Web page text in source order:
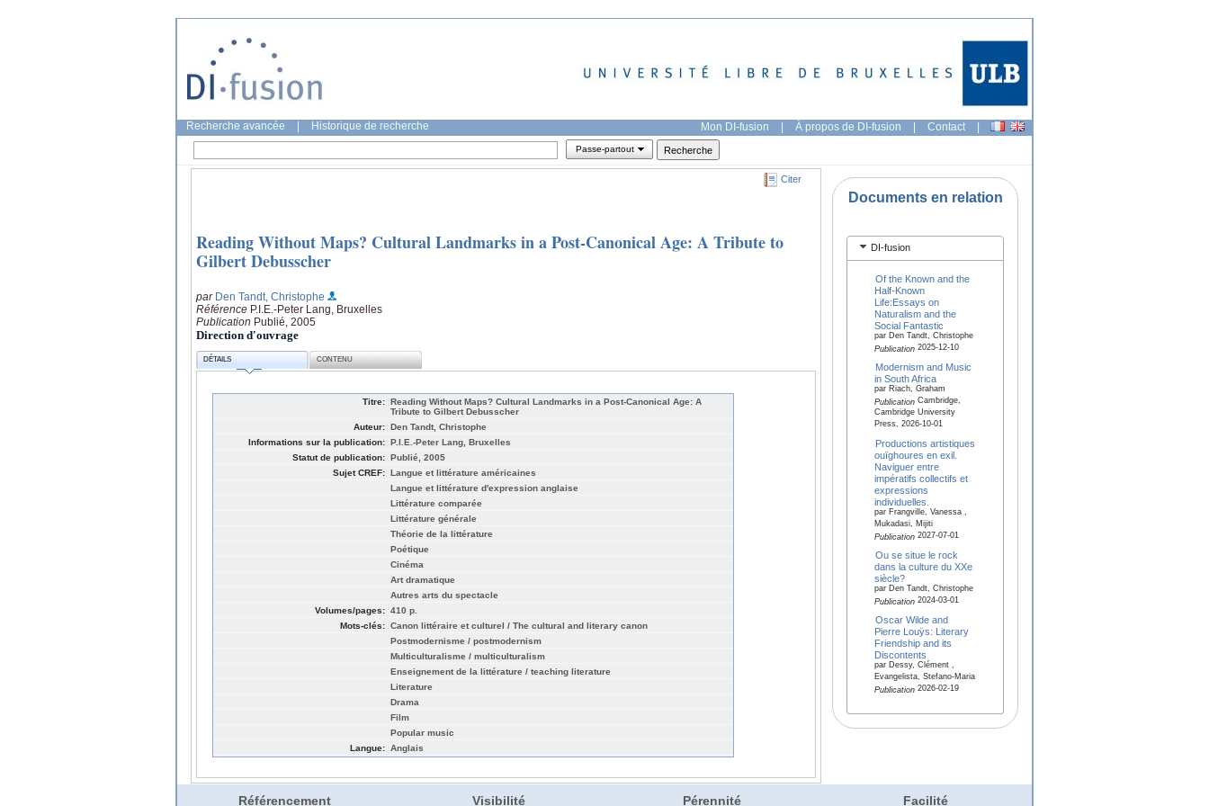
Recherche avancée Historique de recherche Mon DI-fusion | À propos de DI-fusion | Contact |
Passe-partout
Citer
Reading Without Maps? Cultural Landmarks in a Post-Canonical Age: A Tribute to
Gilbert Debusscher
par Den Tandt, Christophe
Référence P.I.E.-Peter Lang, Bruxelles
Publication Publié, 2005
Direction d'ouvrage
DÉTAILS CONTENU
Titre: Reading Without Maps? Cultural Landmarks in a Post-Canonical Age: A
Tribute to Gilbert Debusscher
Auteur: Den Tandt, Christophe
Informations sur la publication: P.I.E.-Peter Lang, Bruxelles
Statut de publication: Publié, 2005
Sujet CREF: Langue et littérature américaines
Langue et littérature d'expression anglaise
Littérature comparée
Littérature générale
Théorie de la littérature
Poétique
Cinéma
Art dramatique
Autres arts du spectacle
Volumes/pages: 410 p.
Mots-clés: Canon littéraire et culturel / The cultural and literary canon
Postmodernisme / postmodernism
Multiculturalisme / multiculturalism
Enseignement de la littérature / teaching literature
Literature
Drama
Film
Popular music
Langue: Anglais
Documents en relation
DI-fusion
Of the Known and the
Half-Known
Life:Essays on
Naturalism and the
Social Fantastic
par Den Tandt, Christophe
Publication2025-12-10
Modernism and Music
in South Africa
par Riach, Graham
PublicationCambridge,
Cambridge University
Press, 2026-10-01
Productions artistiques
ouïghoures en exil.
Naviguer entre
impératifs collectifs et
expressions
individuelles.
par Frangville, Vanessa ,
Mukadasi, Mijiti
Publication2027-07-01
Ou se situe le rock
dans la culture du XXe
siècle?
par Den Tandt, Christophe
Publication2024-03-01
Oscar Wilde and
Pierre Louÿs: Literary
Friendship and its
Discontents
par Dessy, Clément ,
Evangelista, Stefano-Maria
Publication2026-02-19
Référencement Visibilité Pérennité Facilité